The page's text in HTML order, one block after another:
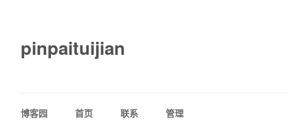
pinpaituijian
博客园 首页 联系 管理